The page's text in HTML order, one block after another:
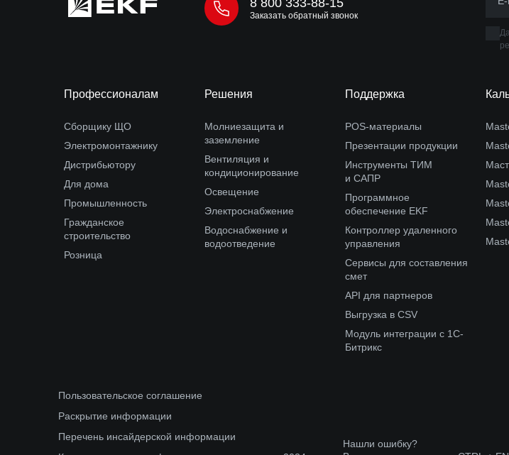
Заказать обратный звонок
Профессионалам
Сборщику ЩО
Электромонтажнику
Дистрибьютору
Для дома
Промышленность
Гражданское
строительство
Розница
Решения
Молниезащита и
заземление
Вентиляция и
кондиционирование
Освещение
Электроснабжение
Водоснабжение и
водоотведение
Поддержка
POS-материалы
Презентации продукции
Инструменты ТИМ
и САПР
Программное
обеспечение EKF
Контроллер удаленного
управления
Сервисы для составления
смет
API для партнеров
Выгрузка в CSV
Модуль интеграции с 1С-
Битрикс
Пользовательское соглашение
Раскрытие информации
Перечень инсайдерской информации
Нашли ошибку?